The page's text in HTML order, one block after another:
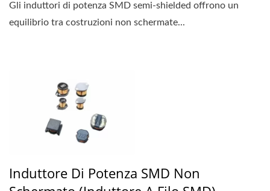
Gli induttori di potenza SMD semi-shielded offrono un
equilibrio tra costruzioni non schermate...
Induttore Di Potenza SMD Non